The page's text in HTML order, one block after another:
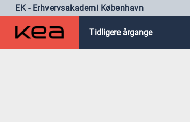
EK - Erhvervsakademi København
Tidligere årgange